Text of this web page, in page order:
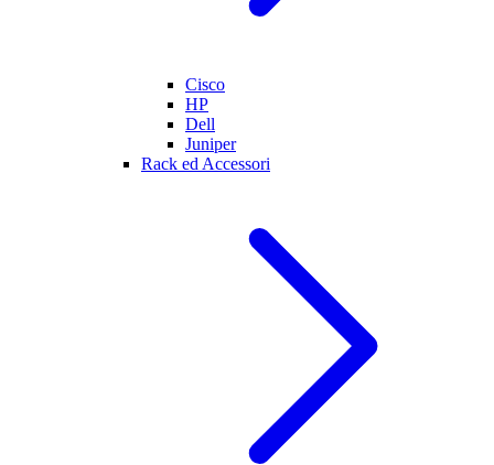
Cisco
HP
Dell
Juniper
Rack ed Accessori